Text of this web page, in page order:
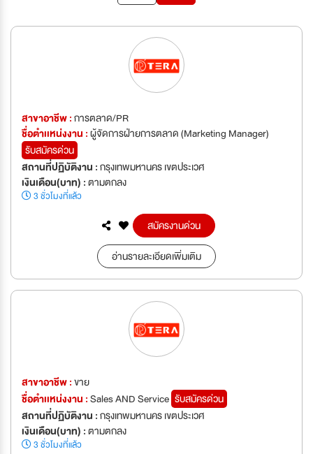
สาขาอาชีพ :การตลาด/PR
ชื่อตำเเหน่งงาน :ผู้จัดการฝ่ายการตลาด (Marketing Manager)
รับสมัครด่วน
สถานที่ปฏิบัติงาน :กรุงเทพมหานคร เขตประเวศ
เงินเดือน(บาท) :ตามตกลง
3 ชั่วโมงที่แล้ว
สมัครงานด่วน
อ่านรายละเอียดเพิ่มเติม
สาขาอาชีพ :ขาย
ชื่อตำเเหน่งงาน :Sales AND Service รับสมัครด่วน
สถานที่ปฏิบัติงาน :กรุงเทพมหานคร เขตประเวศ
เงินเดือน(บาท) :ตามตกลง
3 ชั่วโมงที่แล้ว